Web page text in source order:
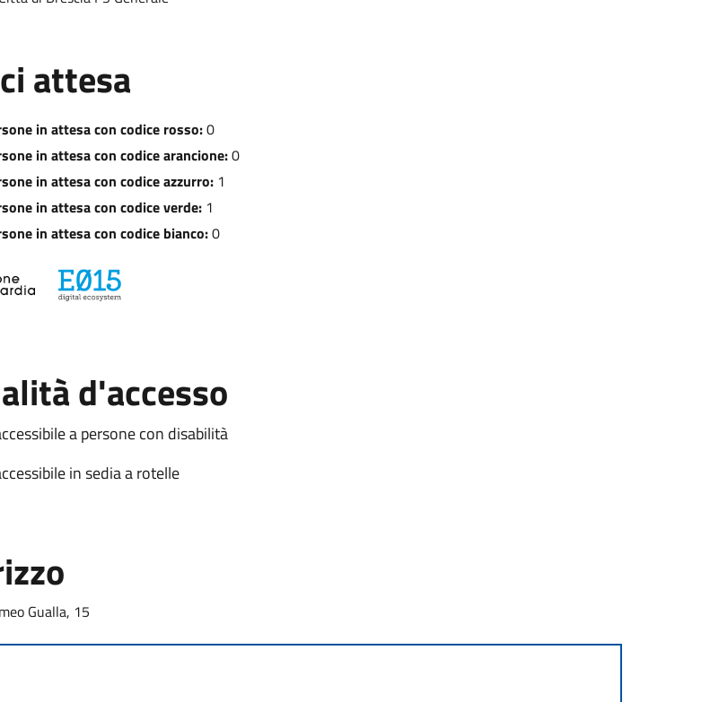
attesa
in attesa con codice rosso:0
in attesa con codice arancione:0
in attesa con codice azzurro:1
in attesa con codice verde:1
in attesa con codice bianco:0
d'accesso
a persone con disabilità
in sedia a rotelle
Gualla, 15